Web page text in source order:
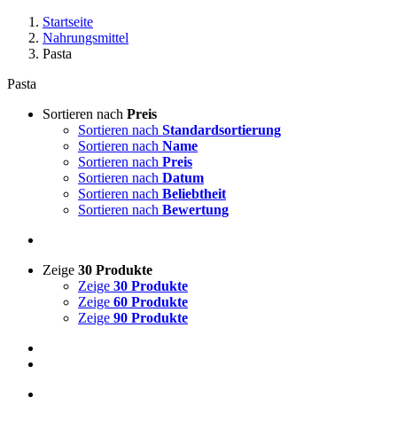
Startseite
Nahrungsmittel
Pasta
Pasta
Sortieren nach Preis
Sortieren nach Standardsortierung
Sortieren nach Name
Sortieren nach Preis
Sortieren nach Datum
Sortieren nach Beliebtheit
Sortieren nach Bewertung
Zeige 30 Produkte
Zeige 30 Produkte
Zeige 60 Produkte
Zeige 90 Produkte